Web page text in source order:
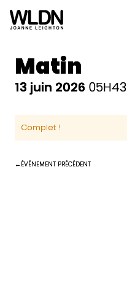
Matin
13 juin 2026 05H43
Complet !
ÉVÉNEMENT PRÉCÉDENT